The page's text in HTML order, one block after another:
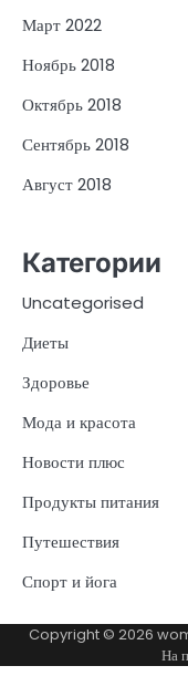
Март 2022
Ноябрь 2018
Октябрь 2018
Сентябрь 2018
Август 2018
Категории
Uncategorised
Диеты
Здоровье
Мода и красота
Новости плюс
Продукты питания
Путешествия
Спорт и йога
Copyright © 2026
На